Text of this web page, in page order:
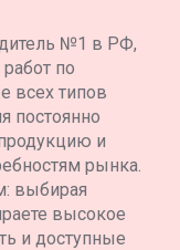
№1 в РФ,
по
всех типов
постоянно
и
рынка.
выбирая
высокое
и доступные